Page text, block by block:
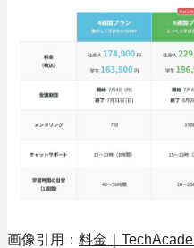
画像引用： 料金｜